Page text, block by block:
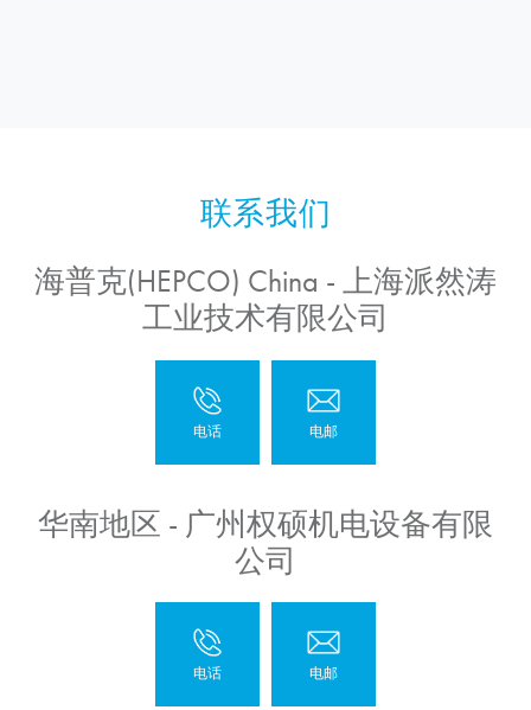
海普克(HEPCO) China - 上海派然涛
工业技术有限公司
华南地区 - 广州权硕机电设备有限
公司